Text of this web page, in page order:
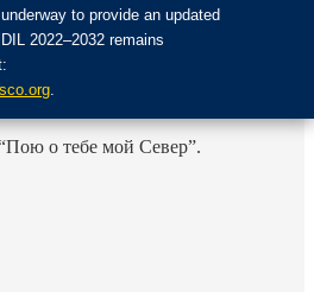
о тебе мой Север”.
to provide an updated
2022–2032 remains
.